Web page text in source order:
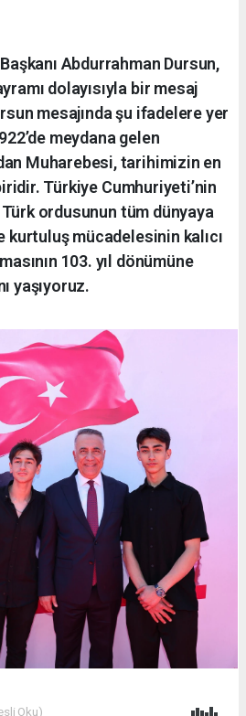
Abdurrahman Dursun,
dolayısıyla bir mesaj
mesajında şu ifadelere yer
meydana gelen
Muharebesi, tarihimizin en
Türkiye Cumhuriyeti’nin
Türk ordusunun tüm dünyaya
mücadelesinin kalıcı
103. yıl dönümüne
yaşıyoruz.
Oku)